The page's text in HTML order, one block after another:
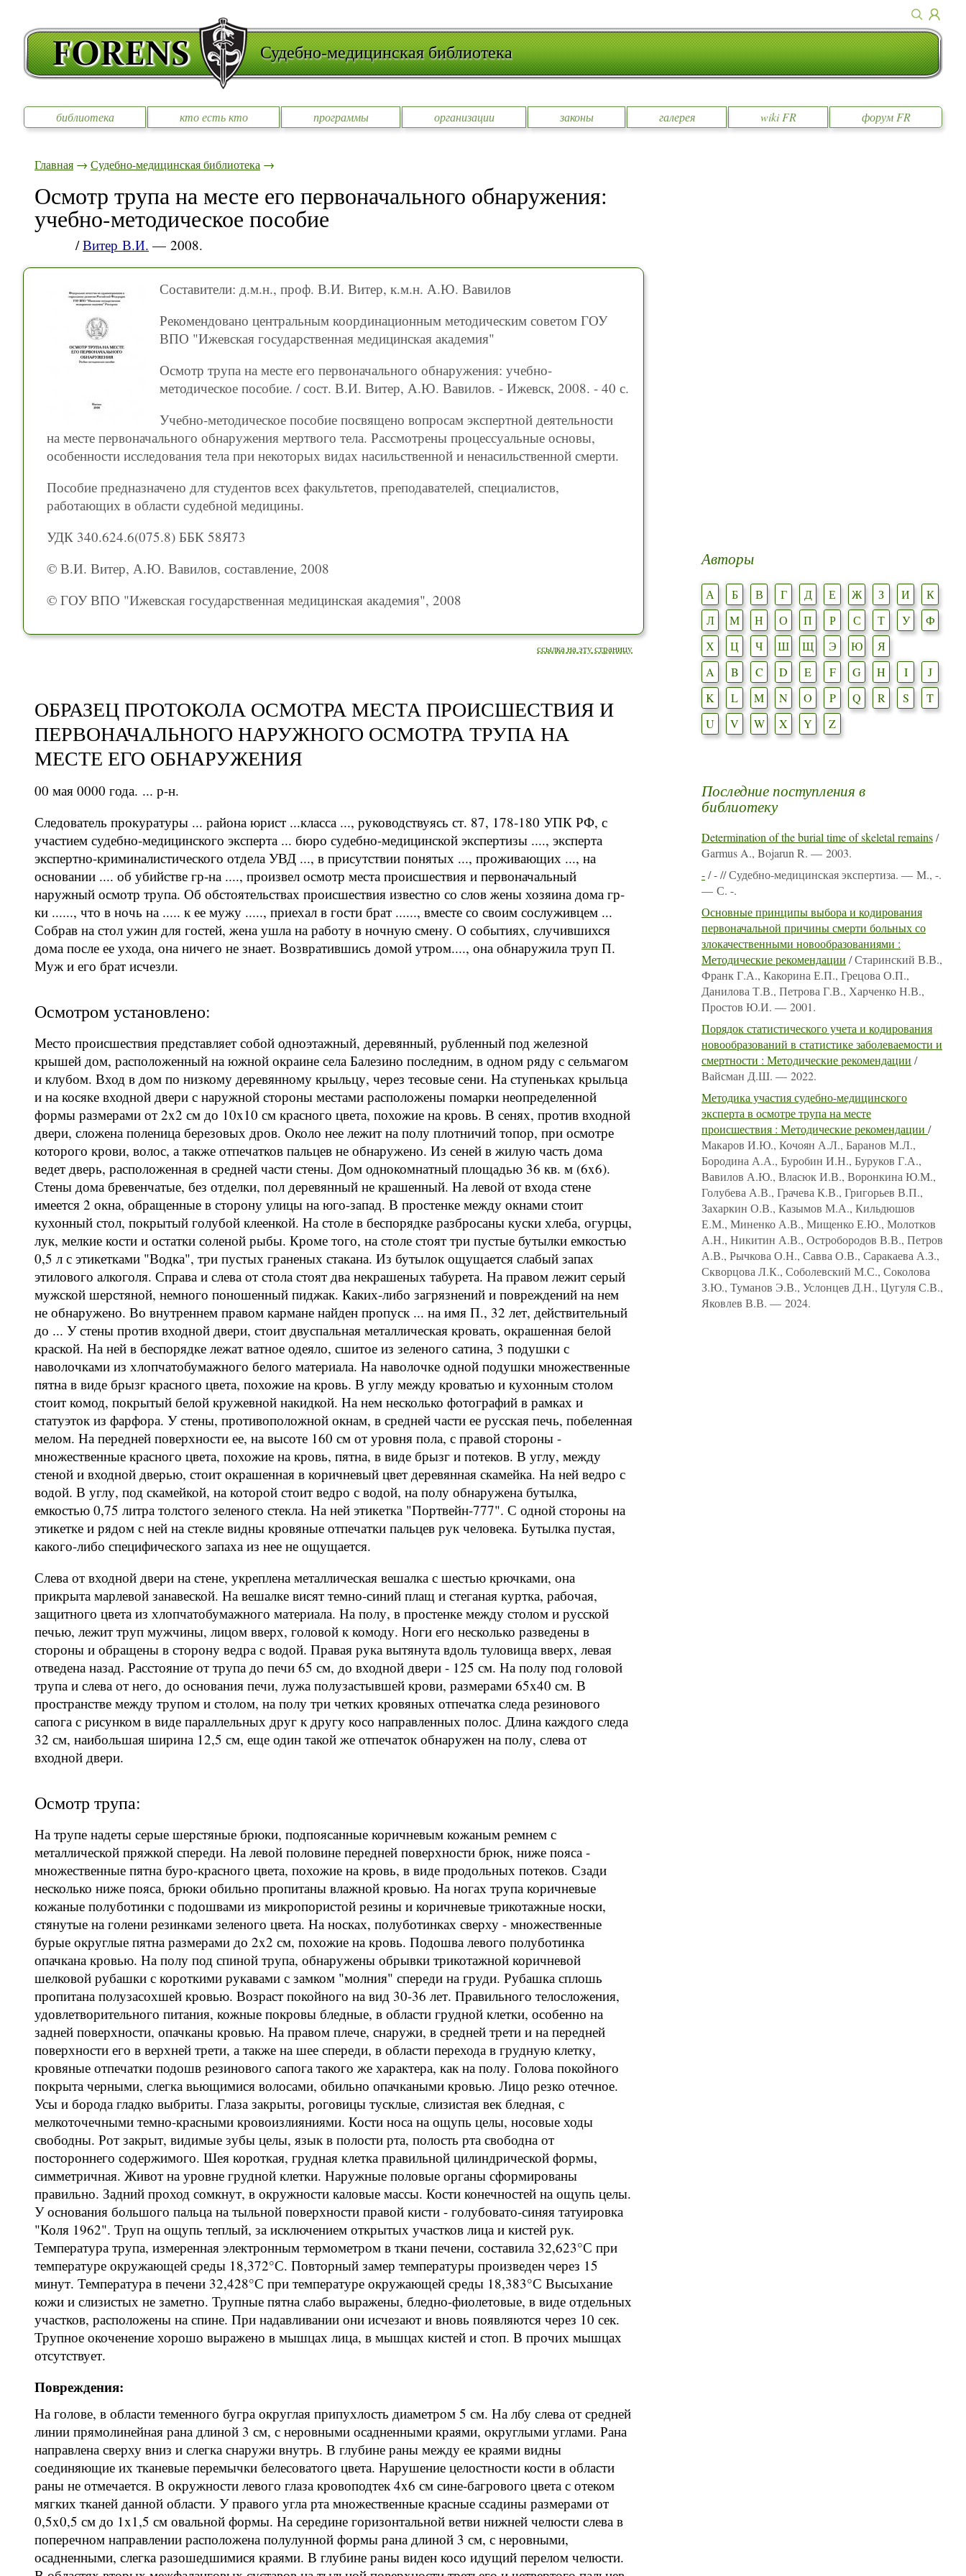
Судебно-медицинская библиотека
библиотека кто есть кто программы организации законы галерея wiki FR форум FR
Главная → Судебно-медицинская библиотека →
Осмотр трупа на месте его первоначального обнаружения:
учебно-методическое пособие
/Витер В.И. — 2008.
Составители: д.м.н., проф. В.И. Витер, к.м.н. А.Ю. Вавилов
Рекомендовано центральным координационным методическим советом ГОУ
ВПО "Ижевская государственная медицинская академия"
Осмотр трупа на месте его первоначального обнаружения: учебно-
методическое пособие. / сост. В.И. Витер, А.Ю. Вавилов. - Ижевск, 2008. - 40 с.
Учебно-методическое пособие посвящено вопросам экспертной деятельности
на месте первоначального обнаружения мертвого тела. Рассмотрены процессуальные основы,
особенности исследования тела при некоторых видах насильственной и ненасильственной смерти.
Пособие предназначено для студентов всех факультетов, преподавателей, специалистов,
работающих в области судебной медицины.
УДК 340.624.6(075.8) ББК 58Я73
© В.И. Витер, А.Ю. Вавилов, составление, 2008
© ГОУ ВПО "Ижевская государственная медицинская академия", 2008
ссылка на эту страницу
ОБРАЗЕЦ ПРОТОКОЛА ОСМОТРА МЕСТА ПРОИСШЕСТВИЯ И
ПЕРВОНАЧАЛЬНОГО НАРУЖНОГО ОСМОТРА ТРУПА НА
МЕСТЕ ЕГО ОБНАРУЖЕНИЯ
00 мая 0000 года. ... р-н.
Следователь прокуратуры ... района юрист ...класса ..., руководствуясь ст. 87, 178-180 УПК РФ, с
участием судебно-медицинского эксперта ... бюро судебно-медицинской экспертизы ...., эксперта
экспертно-криминалистического отдела УВД ..., в присутствии понятых ..., проживающих ..., на
основании .... об убийстве гр-на ...., произвел осмотр места происшествия и первоначальный
наружный осмотр трупа. Об обстоятельствах происшествия известно со слов жены хозяина дома гр-
ки ......, что в ночь на ..... к ее мужу ....., приехал в гости брат ......, вместе со своим сослуживцем ...
Собрав на стол ужин для гостей, жена ушла на работу в ночную смену. О событиях, случившихся
дома после ее ухода, она ничего не знает. Возвратившись домой утром...., она обнаружила труп П.
Муж и его брат исчезли.
Осмотром установлено:
Место происшествия представляет собой одноэтажный, деревянный, рубленный под железной
крышей дом, расположенный на южной окраине села Балезино последним, в одном ряду с сельмагом
и клубом. Вход в дом по низкому деревянному крыльцу, через тесовые сени. На ступеньках крыльца
и на косяке входной двери с наружной стороны местами расположены помарки неопределенной
формы размерами от 2x2 см до 10x10 см красного цвета, похожие на кровь. В сенях, против входной
двери, сложена поленица березовых дров. Около нее лежит на полу плотничий топор, при осмотре
которого крови, волос, а также отпечатков пальцев не обнаружено. Из сеней в жилую часть дома
ведет дверь, расположенная в средней части стены. Дом однокомнатный площадью 36 кв. м (6x6).
Стены дома бревенчатые, без отделки, пол деревянный не крашенный. На левой от входа стене
имеется 2 окна, обращенные в сторону улицы на юго-запад. В простенке между окнами стоит
кухонный стол, покрытый голубой клеенкой. На столе в беспорядке разбросаны куски хлеба, огурцы,
лук, мелкие кости и остатки соленой рыбы. Кроме того, на столе стоят три пустые бутылки емкостью
0,5 л с этикетками "Водка", три пустых граненых стакана. Из бутылок ощущается слабый запах
этилового алкоголя. Справа и слева от стола стоят два некрашеных табурета. На правом лежит серый
мужской шерстяной, немного поношенный пиджак. Каких-либо загрязнений и повреждений на нем
не обнаружено. Во внутреннем правом кармане найден пропуск ... на имя П., 32 лет, действительный
до ... У стены против входной двери, стоит двуспальная металлическая кровать, окрашенная белой
краской. На ней в беспорядке лежат ватное одеяло, сшитое из зеленого сатина, 3 подушки с
наволочками из хлопчатобумажного белого материала. На наволочке одной подушки множественные
пятна в виде брызг красного цвета, похожие на кровь. В углу между кроватью и кухонным столом
стоит комод, покрытый белой кружевной накидкой. На нем несколько фотографий в рамках и
статуэток из фарфора. У стены, противоположной окнам, в средней части ее русская печь, побеленная
мелом. На передней поверхности ее, на высоте 160 см от уровня пола, с правой стороны -
множественные красного цвета, похожие на кровь, пятна, в виде брызг и потеков. В углу, между
стеной и входной дверью, стоит окрашенная в коричневый цвет деревянная скамейка. На ней ведро с
водой. В углу, под скамейкой, на которой стоит ведро с водой, на полу обнаружена бутылка,
емкостью 0,75 литра толстого зеленого стекла. На ней этикетка "Портвейн-777". С одной стороны на
этикетке и рядом с ней на стекле видны кровяные отпечатки пальцев рук человека. Бутылка пустая,
какого-либо специфического запаха из нее не ощущается.
Слева от входной двери на стене, укреплена металлическая вешалка с шестью крючками, она
прикрыта марлевой занавеской. На вешалке висят темно-синий плащ и стеганая куртка, рабочая,
защитного цвета из хлопчатобумажного материала. На полу, в простенке между столом и русской
печью, лежит труп мужчины, лицом вверх, головой к комоду. Ноги его несколько разведены в
стороны и обращены в сторону ведра с водой. Правая рука вытянута вдоль туловища вверх, левая
отведена назад. Расстояние от трупа до печи 65 см, до входной двери - 125 см. На полу под головой
трупа и слева от него, до основания печи, лужа полузастывшей крови, размерами 65x40 см. В
пространстве между трупом и столом, на полу три четких кровяных отпечатка следа резинового
сапога с рисунком в виде параллельных друг к другу косо направленных полос. Длина каждого следа
32 см, наибольшая ширина 12,5 см, еще один такой же отпечаток обнаружен на полу, слева от
входной двери.
Осмотр трупа:
На трупе надеты серые шерстяные брюки, подпоясанные коричневым кожаным ремнем с
металлической пряжкой спереди. На левой половине передней поверхности брюк, ниже пояса -
множественные пятна буро-красного цвета, похожие на кровь, в виде продольных потеков. Сзади
несколько ниже пояса, брюки обильно пропитаны влажной кровью. На ногах трупа коричневые
кожаные полуботинки с подошвами из микропористой резины и коричневые трикотажные носки,
стянутые на голени резинками зеленого цвета. На носках, полуботинках сверху - множественные
бурые округлые пятна размерами до 2x2 см, похожие на кровь. Подошва левого полуботинка
опачкана кровью. На полу под спиной трупа, обнаружены обрывки трикотажной коричневой
шелковой рубашки с короткими рукавами с замком "молния" спереди на груди. Рубашка сплошь
пропитана полузасохшей кровью. Возраст покойного на вид 30-36 лет. Правильного телосложения,
удовлетворительного питания, кожные покровы бледные, в области грудной клетки, особенно на
задней поверхности, опачканы кровью. На правом плече, снаружи, в средней трети и на передней
поверхности его в верхней трети, а также на шее спереди, в области перехода в грудную клетку,
кровяные отпечатки подошв резинового сапога такого же характера, как на полу. Голова покойного
покрыта черными, слегка вьющимися волосами, обильно опачкаными кровью. Лицо резко отечное.
Усы и борода гладко выбриты. Глаза закрыты, роговицы тусклые, слизистая век бледная, с
мелкоточечными темно-красными кровоизлияниями. Кости носа на ощупь целы, носовые ходы
свободны. Рот закрыт, видимые зубы целы, язык в полости рта, полость рта свободна от
постороннего содержимого. Шея короткая, грудная клетка правильной цилиндрической формы,
симметричная. Живот на уровне грудной клетки. Наружные половые органы сформированы
правильно. Задний проход сомкнут, в окружности каловые массы. Кости конечностей на ощупь целы.
У основания большого пальца на тыльной поверхности правой кисти - голубовато-синяя татуировка
"Коля 1962". Труп на ощупь теплый, за исключением открытых участков лица и кистей рук.
Температура трупа, измеренная электронным термометром в ткани печени, составила 32,623°С при
температуре окружающей среды 18,372°С. Повторный замер температуры произведен через 15
минут. Температура в печени 32,428°С при температуре окружающей среды 18,383°С Высыхание
кожи и слизистых не заметно. Трупные пятна слабо выражены, бледно-фиолетовые, в виде отдельных
участков, расположены на спине. При надавливании они исчезают и вновь появляются через 10 сек.
Трупное окоченение хорошо выражено в мышцах лица, в мышцах кистей и стоп. В прочих мышцах
отсутствует.
Повреждения:
На голове, в области теменного бугра округлая припухлость диаметром 5 см. На лбу слева от средней
линии прямолинейная рана длиной 3 см, с неровными осадненными краями, округлыми углами. Рана
направлена сверху вниз и слегка снаружи внутрь. В глубине раны между ее краями видны
соединяющие их тканевые перемычки белесоватого цвета. Нарушение целостности кости в области
раны не отмечается. В окружности левого глаза кровоподтек 4x6 см сине-багрового цвета с отеком
мягких тканей данной области. У правого угла рта множественные красные ссадины размерами от
0,5x0,5 см до 1x1,5 см овальной формы. На середине горизонтальной ветви нижней челюсти слева в
поперечном направлении расположена полулунной формы рана длиной 3 см, с неровными,
осадненными, слегка разошедшимися краями. В глубине раны виден косо идущий перелом челюсти.
Авторы
А Б В Г Д Е Ж З И
К
Л
М Н О П Р С Т У
Ф
Х
Ц Ч Ш Щ Э Ю
Я
A
B C D E F G H I
J
K
L M N O P Q R S
T
U
V W X Y Z
Последние поступления в
библиотеку
Determination of the burial time of skeletal remains/
Garmus A., Bojarun R. — 2003.
-/ - // Судебно-медицинская экспертиза. — М., -.
— С. -.
Основные принципы выбора и кодирования
первоначальной причины смерти больных со
злокачественными новообразованиями :
Методические рекомендации / Старинский В.В.,
Франк Г.А., Какорина Е.П., Грецова О.П.,
Данилова Т.В., Петрова Г.В., Харченко Н.В.,
Простов Ю.И. — 2001.
Порядок статистического учета и кодирования
новообразований в статистике заболеваемости и
смертности : Методические рекомендации /
Вайсман Д.Ш. — 2022.
Методика участия судебно-медицинского
эксперта в осмотре трупа на месте
происшествия : Методические рекомендации /
Макаров И.Ю., Кочоян А.Л., Баранов М.Л.,
Бородина А.А., Буробин И.Н., Буруков Г.А.,
Вавилов А.Ю., Власюк И.В., Воронкина Ю.М.,
Голубева А.В., Грачева К.В., Григорьев В.П.,
Захаркин О.В., Казымов М.А., Кильдюшов
Е.М., Миненко А.В., Мищенко Е.Ю., Молотков
А.Н., Никитин А.В., Остробородов В.В., Петров
А.В., Рычкова О.Н., Савва О.В., Саракаева А.З.,
Скворцова Л.К., Соболевский М.С., Соколова
З.Ю., Туманов Э.В., Услонцев Д.Н., Цугуля С.В.,
Яковлев В.В. — 2024.